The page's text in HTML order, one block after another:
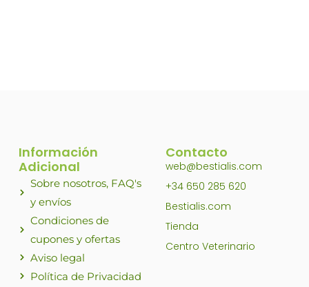
Información
Adicional
Sobre nosotros, FAQ's
y envíos
Condiciones de
cupones y ofertas
Aviso legal
Política de Privacidad
Contacto
web@bestialis.com
+34 650 285 620
Bestialis.com
Tienda
Centro Veterinario